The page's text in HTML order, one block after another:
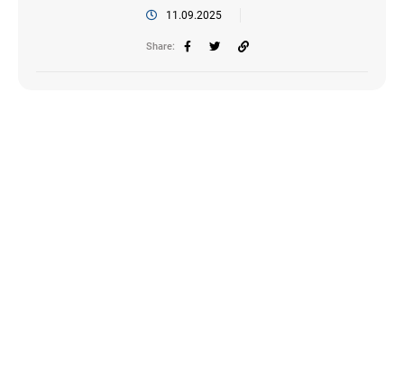
11.09.2025
Share: